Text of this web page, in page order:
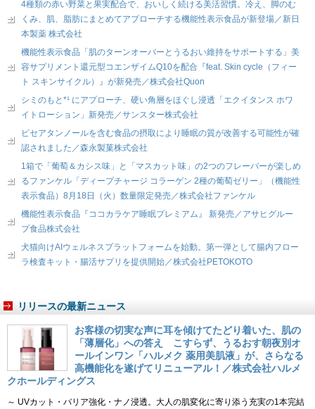
4種類の赤い野菜と果実配合で、おいしく続ける美活習慣。冷え、脚のむ
くみ、肌、脂肪にまとめてアプローチする機能性表示食品が新登場／新日
本製薬 株式会社
機能性表示食品「肌のターンオーバーとうるおい維持をサポートする」美
容サプリメント還元型コエンザイムQ10を配合『feat. Skin cycle（フィー
ト スキンサイクル）』が新発売／株式会社Quon
シミのもと*¹ にアプローチ、硬い角層をほぐし浸透「エクイタンス ホワ
イトローション」新発売／サンスター株式会社
ピセアタンノールを含む食品の摂取により睡眠の質が改善する可能性が確
認されました／森永製菓株式会社
1箱で「葡萄＆カシス味」と「マスカット味」の2つのフレーバーが楽しめ
るファンケル「ディープチャージ コラーゲン 2種の葡萄ゼリー」（機能性
表示食品）8月18日（火）数量限定発売／株式会社ファンケル
機能性表示食品『ココカラケア睡眠プレミアム』 新発売／アサヒグルー
プ食品株式会社
犬猫向けAIウェルネスプラットフォームを始動。第一弾として腸内フロー
ラ検査キット・腸活サプリを提供開始／株式会社PETOKOTO
リリースの最新ニュース
お客様の切実な声に耳を傾けてたどり着いた、肌の
「薄層化」への答え こすらず、うるおす朝夜別オ
ールインワン「ハルメク 薬用美肌液」が、さらなる
高機能化を遂げてリニューアル！／株式会社ハルメ
クホールディングス
～ UVカット・バリア強化・ナノ浸透。大人の肌変化に寄り添う充実の1本完結